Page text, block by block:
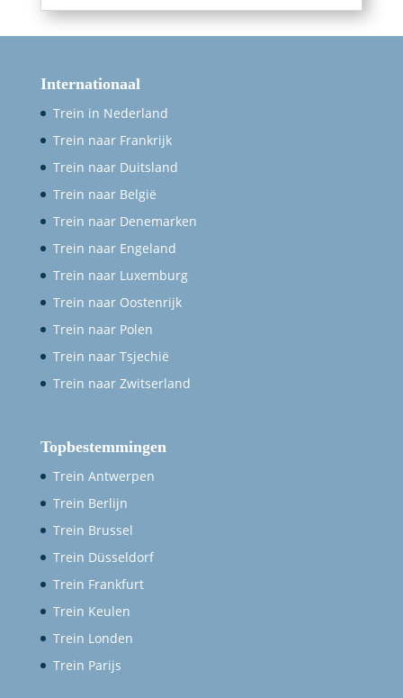
Internationaal
Trein in Nederland
Trein naar Frankrijk
Trein naar Duitsland
Trein naar België
Trein naar Denemarken
Trein naar Engeland
Trein naar Luxemburg
Trein naar Oostenrijk
Trein naar Polen
Trein naar Tsjechië
Trein naar Zwitserland
Topbestemmingen
Trein Antwerpen
Trein Berlijn
Trein Brussel
Trein Düsseldorf
Trein Frankfurt
Trein Keulen
Trein Londen
Trein Parijs